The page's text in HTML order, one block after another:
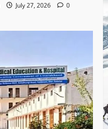
July 27, 2026
0